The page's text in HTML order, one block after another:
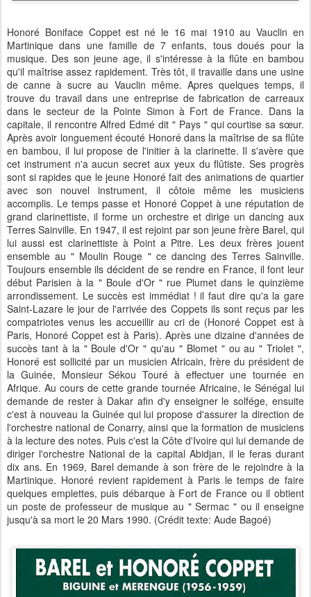
Honoré Boniface Coppet est né le 16 mai 1910 au Vauclin en
Martinique dans une famille de 7 enfants, tous doués pour la
musique. Des son jeune age, il s'intéresse à la flûte en bambou
qu'il maîtrise assez rapidement. Très tôt, il travaille dans une usine
de canne à sucre au Vauclin même. Apres quelques temps, il
trouve du travail dans une entreprise de fabrication de carreaux
dans le secteur de la Pointe Simon à Fort de France. Dans la
capitale, il rencontre Alfred Edmé dit " Pays " qui courtise sa sœur.
Après avoir longuement écouté Honoré dans la maîtrise de sa flûte
en bambou, il lui propose de l'initier à la clarinette. Il s'avère que
cet instrument n'a aucun secret aux yeux du flûtiste. Ses progrès
sont si rapides que le jeune Honoré fait des animations de quartier
avec son nouvel instrument, il côtoie même les musiciens
accomplis. Le temps passe et Honoré Coppet à une réputation de
grand clarinettiste, il forme un orchestre et dirige un dancing aux
Terres Sainville. En 1947, il est rejoint par son jeune frère Barel, qui
lui aussi est clarinettiste à Point a Pitre. Les deux frères jouent
ensemble au " Moulin Rouge " ce dancing des Terres Sainville.
Toujours ensemble ils décident de se rendre en France, il font leur
début Parisien à la " Boule d'Or " rue Plumet dans le quinzième
arrondissement. Le succès est immédiat ! il faut dire qu'a la gare
Saint-Lazare le jour de l'arrivée des Coppets ils sont reçus par les
compatriotes venus les accueillir au cri de (Honoré Coppet est à
Paris, Honoré Coppet est à Paris). Après une dizaine d'années de
succès tant à la " Boule d'Or " qu'au " Blomet " ou au " Triolet ",
Honoré est sollicité par un musicien Africain, frère du président de
la Guinée, Monsieur Sékou Touré à effectuer une tournée en
Afrique. Au cours de cette grande tournée Africaine, le Sénégal lui
demande de rester à Dakar afin d'y enseigner le solfége, ensuite
c'est à nouveau la Guinée qui lui propose d'assurer la direction de
l'orchestre national de Conarry, ainsi que la formation de musiciens
à la lecture des notes. Puis c'est la Côte d'Ivoire qui lui demande de
diriger l'orchestre National de la capital Abidjan, il le feras durant
dix ans. En 1969, Barel demande à son frère de le rejoindre à la
Martinique. Honoré revient rapidement à Paris le temps de faire
quelques emplettes, puis débarque à Fort de France ou il obtient
un poste de professeur de musique au " Sermac " ou il enseigne
jusqu'à sa mort le 20 Mars 1990. (Crédit texte: Aude Bagoé)